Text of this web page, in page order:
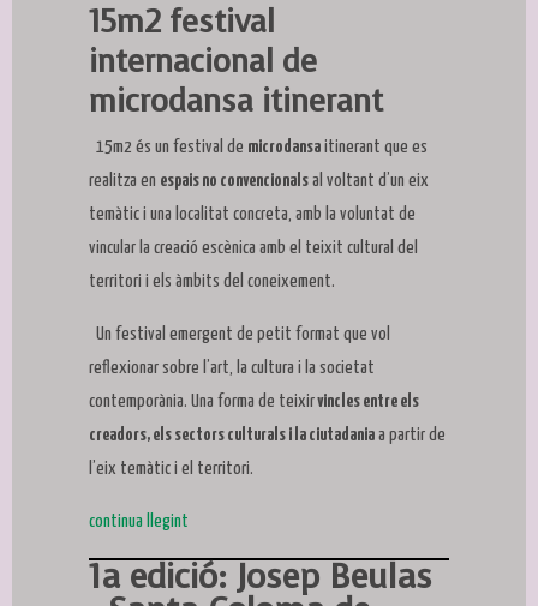
15m2 festival
internacional de
microdansa itinerant
15m2 és un festival de microdansa itinerant que es
realitza en espais no convencionals al voltant d’un eix
temàtic i una localitat concreta, amb la voluntat de
vincular la creació escènica amb el teixit cultural del
territori i els àmbits del coneixement.
Un festival emergent de petit format que vol
reflexionar sobre l’art, la cultura i la societat
contemporània. Una forma de teixirvincles entre els
creadors, els sectors culturals i la ciutadania a partir de
l’eix temàtic i el territori.
continua llegint
1a edició: Josep Beulas